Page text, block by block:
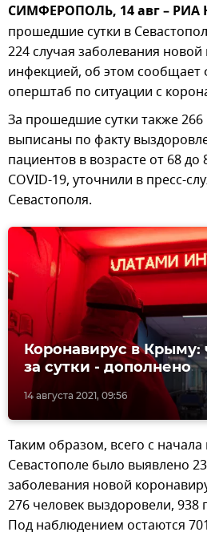
СИМФЕРОПОЛЬ, 14 авг – РИА
прошедшие сутки в
224 случая заболевания
инфекцией, об этом сообщает
оперштаб по ситуации с
За прошедшие сутки также
выписаны по факту
пациентов в возрасте от 68 до
COVID-19, уточнили в пресс-
Севастополя.
14 августа 2021, 09:56
Коронавирус в Крыму:
за сутки - дополнено
Таким образом, всего с
Севастополе было выявлено
заболевания новой
276 человек выздоровели, 938
Под наблюдением остаются